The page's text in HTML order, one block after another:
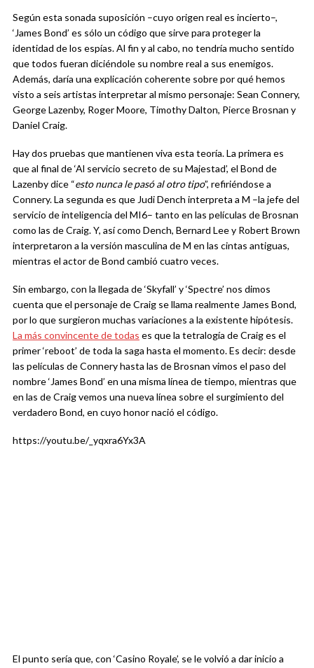
Según esta sonada suposición –cuyo origen real es incierto–,
‘James Bond’ es sólo un código que sirve para proteger la
identidad de los espías. Al fin y al cabo, no tendría mucho sentido
que todos fueran diciéndole su nombre real a sus enemigos.
Además, daría una explicación coherente sobre por qué hemos
visto a seis artistas interpretar al mismo personaje: Sean Connery,
George Lazenby, Roger Moore, Timothy Dalton, Pierce Brosnan y
Daniel Craig.
Hay dos pruebas que mantienen viva esta teoría. La primera es
que al final de ‘Al servicio secreto de su Majestad’, el Bond de
Lazenby dice “esto nunca le pasó al otro tipo”, refiriéndose a
Connery. La segunda es que Judi Dench interpreta a M –la jefe del
servicio de inteligencia del MI6– tanto en las películas de Brosnan
como las de Craig. Y, así como Dench, Bernard Lee y Robert Brown
interpretaron a la versión masculina de M en las cintas antiguas,
mientras el actor de Bond cambió cuatro veces.
Sin embargo, con la llegada de ‘Skyfall’ y ‘Spectre’ nos dimos
cuenta que el personaje de Craig se llama realmente James Bond,
por lo que surgieron muchas variaciones a la existente hipótesis.
La más convincente de todas es que la tetralogía de Craig es el
primer ‘reboot’ de toda la saga hasta el momento. Es decir: desde
las películas de Connery hasta las de Brosnan vimos el paso del
nombre ‘James Bond’ en una misma línea de tiempo, mientras que
en las de Craig vemos una nueva línea sobre el surgimiento del
verdadero Bond, en cuyo honor nació el código.
https://youtu.be/_yqxra6Yx3A
El punto sería que, con ‘Casino Royale’, se le volvió a dar inicio a